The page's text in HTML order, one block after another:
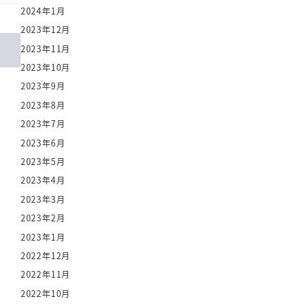
2024年1月
2023年12月
2023年11月
2023年10月
2023年9月
2023年8月
2023年7月
2023年6月
2023年5月
2023年4月
2023年3月
2023年2月
2023年1月
2022年12月
2022年11月
2022年10月